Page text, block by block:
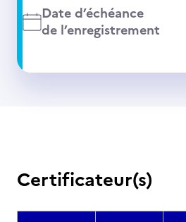
Date d’échéance
de l’enregistrement
Certificateur(s)